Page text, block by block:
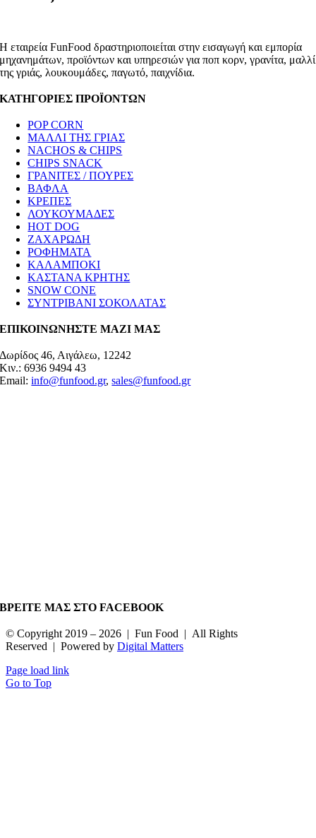
Η εταιρεία FunFood δραστηριοποιείται στην εισαγωγή και εμπορία
μηχανημάτων, προϊόντων και υπηρεσιών για ποπ κορν, γρανίτα, μαλλί
της γριάς, λουκουμάδες, παγωτό, παιχνίδια.
ΚΑΤΗΓΟΡΙΕΣ ΠΡΟΪΟΝΤΩΝ
POP CORN
ΜΑΛΛΙ ΤΗΣ ΓΡΙΑΣ
NACHOS & CHIPS
CHIPS SNACK
ΓΡΑΝΙΤΕΣ / ΠΟΥΡΕΣ
ΒΑΦΛΑ
ΚΡΕΠΕΣ
ΛΟΥΚΟΥΜΑΔΕΣ
HOT DOG
ΖΑΧΑΡΩΔΗ
ΡΟΦΗΜΑΤΑ
ΚΑΛΑΜΠΟΚΙ
ΚΑΣΤΑΝΑ ΚΡΗΤΗΣ
SNOW CONE
ΣΥΝΤΡΙΒΑΝΙ ΣΟΚΟΛΑΤΑΣ
ΕΠΙΚΟΙΝΩΝΗΣΤΕ ΜΑΖΙ ΜΑΣ
Δωρίδος 46, Αιγάλεω, 12242
Κιν.: 6936 9494 43
Email:info@funfood.gr,sales@funfood.gr
ΒΡΕΙΤΕ ΜΑΣ ΣΤΟ FACEBOOK
© Copyright 2019 – 2026 | Fun Food | All Rights
Reserved | Powered by Digital Matters
Page load link
Go to Top